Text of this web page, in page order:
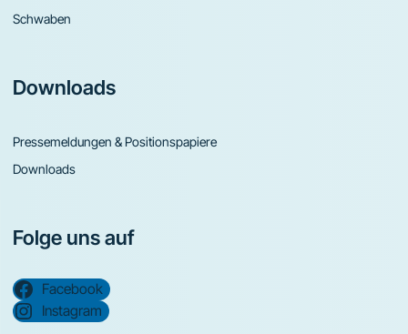
Schwaben
Downloads
Pressemeldungen & Positionspapiere
Downloads
Folge uns auf
Facebook
Instagram